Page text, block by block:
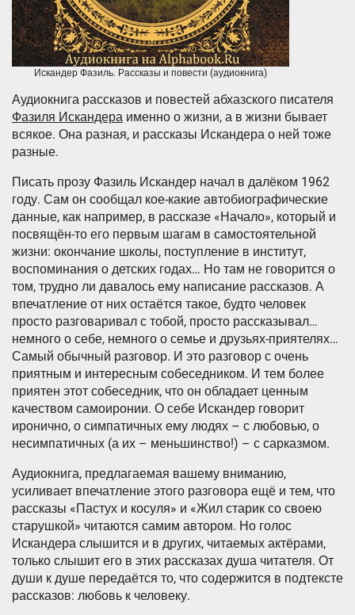
Искандер Фазиль. Рассказы и повести (аудиокнига)
Аудиокнига рассказов и повестей абхазского писателя
Фазиля Искандера именно о жизни, а в жизни бывает
всякое. Она разная, и рассказы Искандера о ней тоже
разные.
Писать прозу Фазиль Искандер начал в далёком 1962
году. Сам он сообщал кое-какие автобиографические
данные, как например, в рассказе «Начало», который и
посвящён-то его первым шагам в самостоятельной
жизни: окончание школы, поступление в институт,
воспоминания о детских годах… Но там не говорится о
том, трудно ли давалось ему написание рассказов. А
впечатление от них остаётся такое, будто человек
просто разговаривал с тобой, просто рассказывал…
немного о себе, немного о семье и друзьях-приятелях…
Самый обычный разговор. И это разговор с очень
приятным и интересным собеседником. И тем более
приятен этот собеседник, что он обладает ценным
качеством самоиронии. О себе Искандер говорит
иронично, о симпатичных ему людях – с любовью, о
несимпатичных (а их – меньшинство!) – с сарказмом.
Аудиокнига, предлагаемая вашему вниманию,
усиливает впечатление этого разговора ещё и тем, что
рассказы «Пастух и косуля» и «Жил старик со своею
старушкой» читаются самим автором. Но голос
Искандера слышится и в других, читаемых актёрами,
только слышит его в этих рассказах душа читателя. От
души к душе передаётся то, что содержится в подтексте
рассказов: любовь к человеку.